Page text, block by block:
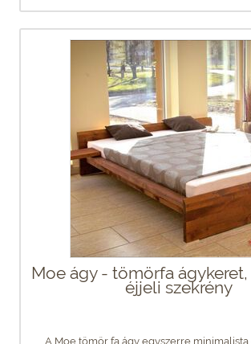
Moe ágy - tömörfa ágykeret,
éjjeli szekrény
A Moe tömör fa ágy egyszerre minimalista